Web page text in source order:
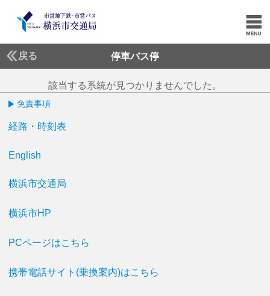
戻る 停車バス停
該当する系統が見つかりませんでした。
免責事項
経路・時刻表
English
横浜市交通局
横浜市HP
PCページはこちら
携帯電話サイト(乗換案内)はこちら